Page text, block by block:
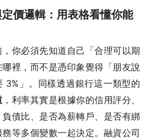
價邏輯：用表格看懂你能
你必須先知道自己「合理可以期
裡，而不是憑印象覺得「朋友說
3%」。同樣透過銀行這一類型的
，利率其實是根據你的信用評分、
債比、是否為薪轉戶、是否有綁
等多個變數一起決定。融資公司